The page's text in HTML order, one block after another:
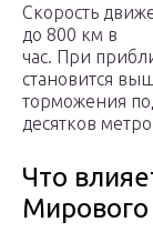
Скорость
до 800 км в
час. При
становится
торможения
десятков
Что
Мирового